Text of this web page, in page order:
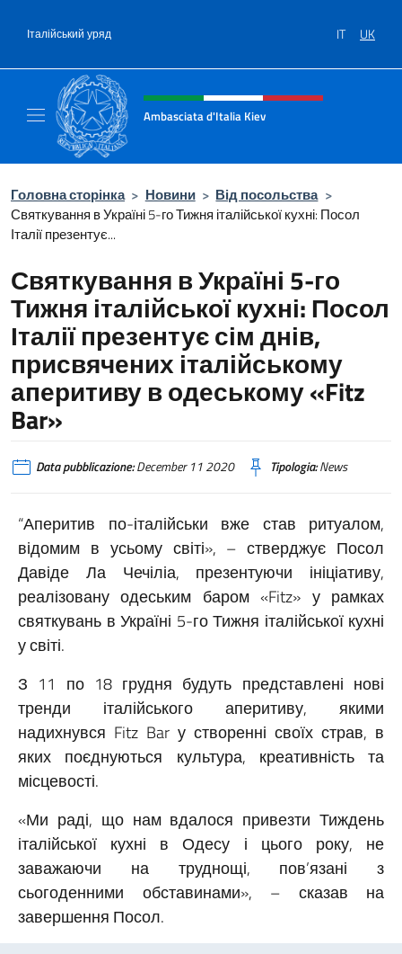
Італійський уряд IT UK
Intestazione sito, social e menù
Ambasciata d'Italia Kiev
Головна сторінка > Новини > Від посольства >
Святкування в Україні 5-го Тижня італійської кухні: Посол
Італії презентує...
Святкування в Україні 5-го
Тижня італійської кухні: Посол
Італії презентує сім днів,
присвячених італійському
аперитиву в одеському «Fitz
Bar»
Data pubblicazione:December 11 2020 Tipologia:News
“Аперитив по-італійськи вже став ритуалом,
відомим в усьому світі», – стверджує Посол
Давіде Ла Чечіліа, презентуючи ініціативу,
реалізовану одеським баром «Fitz» у рамках
святкувань в Україні 5-го Тижня італійської кухні
у світі.
З 11 по 18 грудня будуть представлені нові
тренди італійського аперитиву, якими
надихнувся Fitz Bar у створенні своїх страв, в
яких поєднуються культура, креативність та
місцевості.
«Ми раді, що нам вдалося привезти Тиждень
італійської кухні в Одесу і цього року, не
заважаючи на труднощі, пов’язані з
сьогоденними обставинами», – сказав на
завершення Посол.